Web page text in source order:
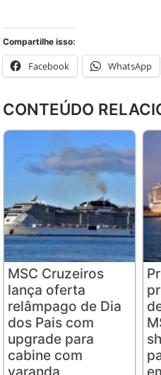
Compartilhe isso:
Facebook WhatsApp
CONTEÚDO
MSC Cruzeiros
lança oferta
relâmpago de Dia
dos Pais com
upgrade para
cabine com
varanda